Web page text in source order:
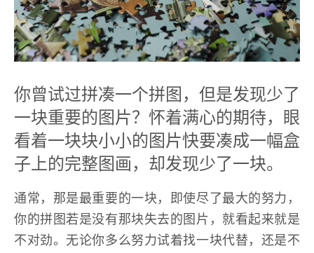
你曾试过拼凑一个拼图，但是发现少了
一块重要的图片？怀着满心的期待，眼
看着一块块小小的图片快要凑成一幅盒
子上的完整图画，却发现少了一块。
通常，那是最重要的一块，即使尽了最大的努力，
你的拼图若是没有那块失去的图片，就看起来就是
不对劲。无论你多么努力试着找一块代替，还是不